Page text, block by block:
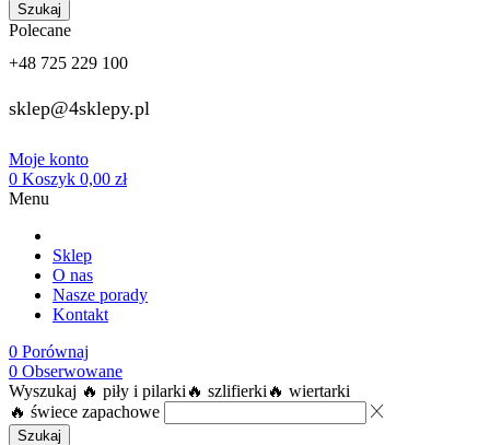
Szukaj
Polecane
+48 725 229 100
sklep@4sklepy.pl
Moje konto
0 Koszyk 0,00 zł
Menu
Sklep
O nas
Nasze porady
Kontakt
0 Porównaj
0 Obserwowane
Wyszukaj 🔥 piły i pilarki 🔥 szlifierki 🔥 wiertarki
🔥 świece zapachowe
Szukaj